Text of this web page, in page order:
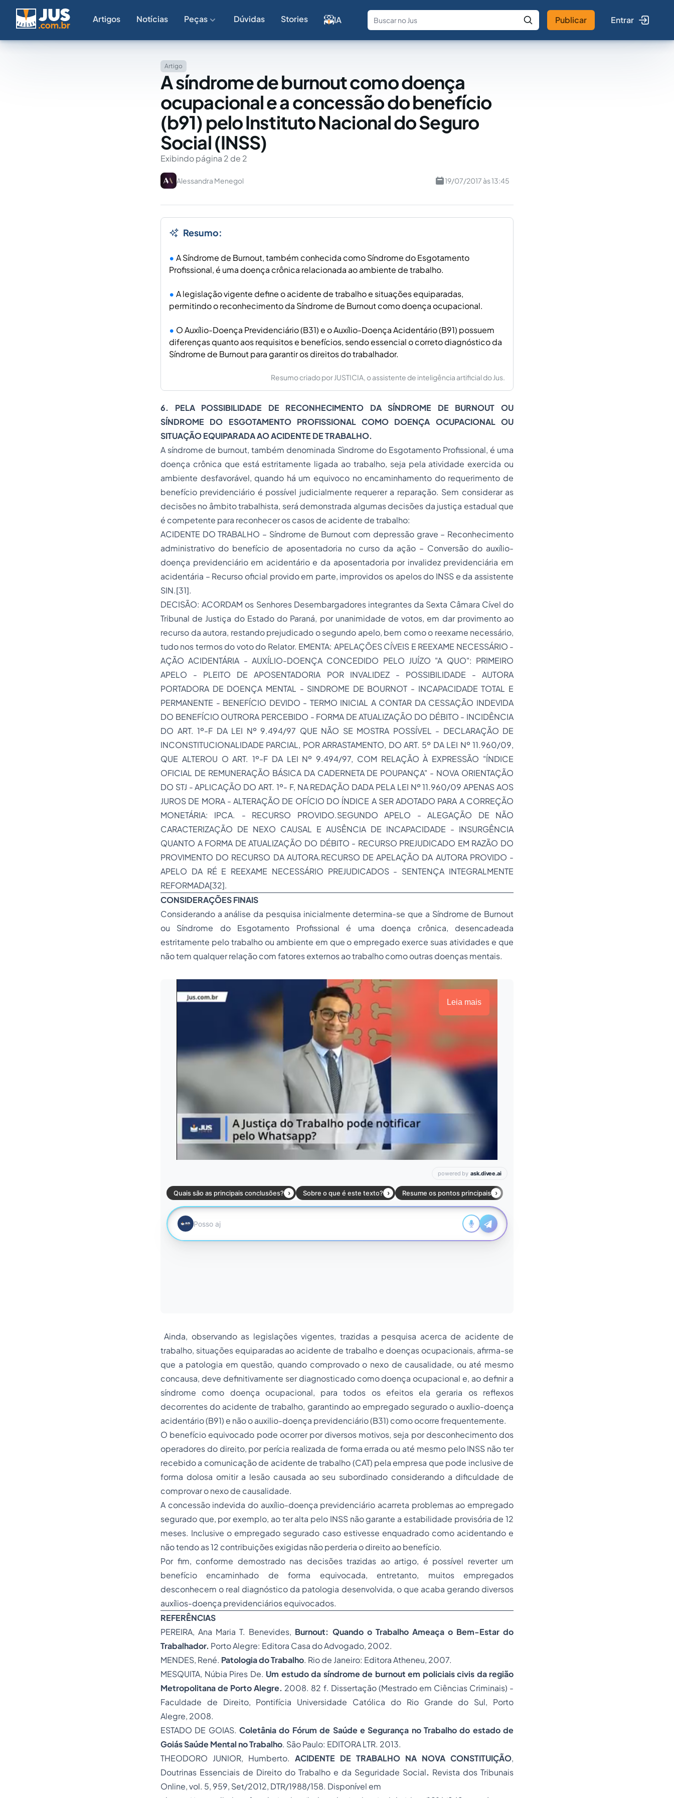
Artigos Notícias Peças Dúvidas Stories IA
Fale com a IA Buscar no Jus
Publicar Entrar
Artigo
A síndrome de burnout como doença
ocupacional e a concessão do benefício
(b91) pelo Instituto Nacional do Seguro
Social (INSS)
Exibindo página 2 de 2
Alessandra Menegol 19/07/2017 às 13:45
Resumo:
A Síndrome de Burnout, também conhecida como Síndrome do Esgotamento
Profissional, é uma doença crônica relacionada ao ambiente de trabalho.
A legislação vigente define o acidente de trabalho e situações equiparadas,
permitindo o reconhecimento da Síndrome de Burnout como doença ocupacional.
O Auxílio-Doença Previdenciário (B31) e o Auxílio-Doença Acidentário (B91) possuem
diferenças quanto aos requisitos e benefícios, sendo essencial o correto diagnóstico da
Síndrome de Burnout para garantir os direitos do trabalhador.
Resumo criado por JUSTICIA, o assistente de inteligência artificial do Jus.
6. PELA POSSIBILIDADE DE RECONHECIMENTO DA SÍNDROME DE BURNOUT OU
SÍNDROME DO ESGOTAMENTO PROFISSIONAL COMO DOENÇA OCUPACIONAL OU
SITUAÇÃO EQUIPARADA AO ACIDENTE DE TRABALHO.
A síndrome de burnout, também denominada Sìndrome do Esgotamento Profissional, é uma
doença crônica que está estritamente ligada ao trabalho, seja pela atividade exercida ou
ambiente desfavorável, quando há um equivoco no encaminhamento do requerimento de
benefício previdenciário é possível judicialmente requerer a reparação. Sem considerar as
decisões no âmbito trabalhista, será demonstrada algumas decisões da justiça estadual que
é competente para reconhecer os casos de acidente de trabalho:
ACIDENTE DO TRABALHO – Síndrome de Burnout com depressão grave – Reconhecimento
administrativo do benefício de aposentadoria no curso da ação – Conversão do auxílio-
doença previdenciário em acidentário e da aposentadoria por invalidezprevidenciária em
acidentária – Recurso oficial provido em parte, improvidos os apelos do INSS e da assistente
SIN.[31].
DECISÃO: ACORDAM os Senhores Desembargadores integrantes da Sexta Câmara Cível do
Tribunal de Justiça do Estado do Paraná, por unanimidade de votos, em dar provimento ao
recurso da autora, restando prejudicado o segundo apelo, bem como o reexame necessário,
tudo nos termos do voto do Relator. EMENTA: APELAÇÕES CÍVEIS E REEXAME NECESSÁRIO -
AÇÃO ACIDENTÁRIA - AUXÍLIO-DOENÇA CONCEDIDO PELO JUÍZO "A QUO": PRIMEIRO
APELO - PLEITO DE APOSENTADORIA POR INVALIDEZ - POSSIBILIDADE - AUTORA
PORTADORA DE DOENÇA MENTAL - SINDROME DE BOURNOT - INCAPACIDADE TOTAL E
PERMANENTE - BENEFÍCIO DEVIDO - TERMO INICIAL A CONTAR DA CESSAÇÃO INDEVIDA
DO BENEFÍCIO OUTRORA PERCEBIDO - FORMA DE ATUALIZAÇÃO DO DÉBITO - INCIDÊNCIA
DO ART. 1º-F DA LEI Nº 9.494/97 QUE NÃO SE MOSTRA POSSÍVEL - DECLARAÇÃO DE
INCONSTITUCIONALIDADE PARCIAL, POR ARRASTAMENTO, DO ART. 5º DA LEI Nº 11.960/09,
QUE ALTEROU O ART. 1º-F DA LEI Nº 9.494/97, COM RELAÇÃO À EXPRESSÃO "ÍNDICE
OFICIAL DE REMUNERAÇÃO BÁSICA DA CADERNETA DE POUPANÇA" - NOVA ORIENTAÇÃO
DO STJ - APLICAÇÃO DO ART. 1º- F, NA REDAÇÃO DADA PELA LEI Nº 11.960/09 APENAS AOS
JUROS DE MORA - ALTERAÇÃO DE OFÍCIO DO ÍNDICE A SER ADOTADO PARA A CORREÇÃO
MONETÁRIA: IPCA. - RECURSO PROVIDO.SEGUNDO APELO - ALEGAÇÃO DE NÃO
CARACTERIZAÇÃO DE NEXO CAUSAL E AUSÊNCIA DE INCAPACIDADE - INSURGÊNCIA
QUANTO A FORMA DE ATUALIZAÇÃO DO DÉBITO - RECURSO PREJUDICADO EM RAZÃO DO
PROVIMENTO DO RECURSO DA AUTORA.RECURSO DE APELAÇÃO DA AUTORA PROVIDO -
APELO DA RÉ E REEXAME NECESSÁRIO PREJUDICADOS - SENTENÇA INTEGRALMENTE
REFORMADA[32].
CONSIDERAÇÕES FINAIS
Considerando a análise da pesquisa inicialmente determina-se que a Síndrome de Burnout
ou Síndrome do Esgotamento Profissional é uma doença crônica, desencadeada
estritamente pelo trabalho ou ambiente em que o empregado exerce suas atividades e que
não tem qualquer relação com fatores externos ao trabalho como outras doenças mentais.
Leia mais
Ainda, observando as legislações vigentes, trazidas a pesquisa acerca de acidente de
trabalho, situações equiparadas ao acidente de trabalho e doenças ocupacionais, afirma-se
que a patologia em questão, quando comprovado o nexo de causalidade, ou até mesmo
concausa, deve definitivamente ser diagnosticado como doença ocupacional e, ao definir a
síndrome como doença ocupacional, para todos os efeitos ela geraria os reflexos
decorrentes do acidente de trabalho, garantindo ao empregado segurado o auxílio-doença
acidentário (B91) e não o auxilio-doença previdenciário (B31) como ocorre frequentemente.
O benefício equivocado pode ocorrer por diversos motivos, seja por desconhecimento dos
operadores do direito, por perícia realizada de forma errada ou até mesmo pelo INSS não ter
recebido a comunicação de acidente de trabalho (CAT) pela empresa que pode inclusive de
forma dolosa omitir a lesão causada ao seu subordinado considerando a dificuldade de
comprovar o nexo de causalidade.
A concessão indevida do auxílio-doença previdenciário acarreta problemas ao empregado
segurado que, por exemplo, ao ter alta pelo INSS não garante a estabilidade provisória de 12
meses. Inclusive o empregado segurado caso estivesse enquadrado como acidentando e
não tendo as 12 contribuições exigidas não perderia o direito ao benefício.
Por fim, conforme demostrado nas decisões trazidas ao artigo, é possível reverter um
benefício encaminhado de forma equivocada, entretanto, muitos empregados
desconhecem o real diagnóstico da patologia desenvolvida, o que acaba gerando diversos
auxílios-doença previdenciários equivocados.
REFERÊNCIAS
PEREIRA, Ana Maria T. Benevides, Burnout: Quando o Trabalho Ameaça o Bem-Estar do
Trabalhador. Porto Alegre: Editora Casa do Advogado, 2002.
MENDES, René. Patologia do Trabalho. Rio de Janeiro: Editora Atheneu, 2007.
MESQUITA, Núbia Pires De. Um estudo da síndrome de burnout em policiais civis da região
Metropolitana de Porto Alegre. 2008. 82 f. Dissertação (Mestrado em Ciências Criminais) -
Faculdade de Direito, Pontifícia Universidade Católica do Rio Grande do Sul, Porto
Alegre, 2008.
ESTADO DE GOIAS.Coletânia do Fórum de Saúde e Segurança no Trabalho do estado de
Goiás Saúde Mental no Trabalho. São Paulo: EDITORA LTR. 2013.
THEODORO JUNIOR, Humberto. ACIDENTE DE TRABALHO NA NOVA CONSTITUIÇÃO,
Doutrinas Essenciais de Direito do Trabalho e da Seguridade Social. Revista dos Tribunais
Online, vol. 5, 959, Set/2012, DTR/1988/158. Disponível em